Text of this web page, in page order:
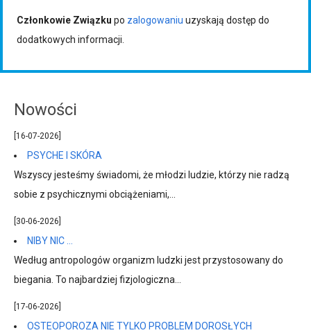
Członkowie Związku po zalogowaniu uzyskają dostęp do
dodatkowych informacji.
Nowości
[16-07-2026]
PSYCHE I SKÓRA
Wszyscy jesteśmy świadomi, że młodzi ludzie, którzy nie radzą
sobie z psychicznymi obciążeniami,...
[30-06-2026]
NIBY NIC …
Według antropologów organizm ludzki jest przystosowany do
biegania. To najbardziej fizjologiczna...
[17-06-2026]
OSTEOPOROZA NIE TYLKO PROBLEM DOROSŁYCH